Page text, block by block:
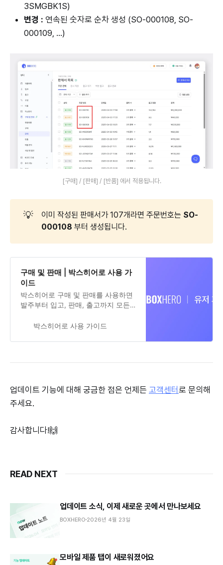
3SMGBK1S)
변경 : 연속된 숫자로 순차 생성 (SO-000108, SO-
000109, ...)
[구매] / [판매] / [반품] 에서 적용됩니다.
💡 이미 작성된 판매서가 107개라면 주문번호는 SO-
000108 부터 생성됩니다.
구매 및 판매 | 박스히어로 사용 가
이드
박스히어로 구매 및 판매를 사용하면
발주부터 입고, 판매, 출고까지 모든
구매, 판매될 때 가격까지 함께 관리
박스히어로 사용 가이드
업데이트 기능에 대해 궁금한 점은 언제든 고객센터로 문의해
주세요.
감사합니다!🙌
READ NEXT
업데이트 소식, 이제 새로운 곳에서 만나보세요
BOXHERO 2026년 4월 23일
모바일 제품 탭이 새로워졌어요